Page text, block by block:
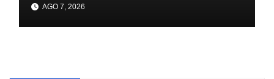
AGO 7, 2026